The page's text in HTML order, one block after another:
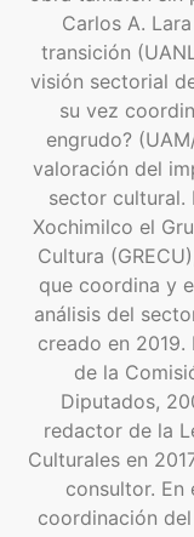
Carlos A.
transición
visión sectorial
su vez
engrudo?
valoración del
sector cultural.
Xochimilco el
Cultura
que coordina y
análisis del
creado en 2019.
de la
Diputados,
redactor de la
Culturales en
consultor. En
coordinación